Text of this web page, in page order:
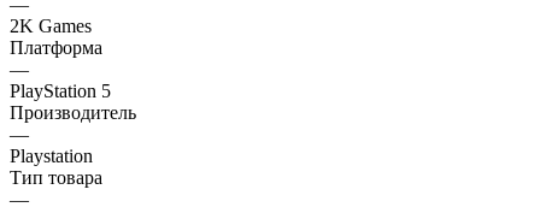
2K Games
Платформа
—
PlayStation 5
Производитель
—
Playstation
Тип товара
—